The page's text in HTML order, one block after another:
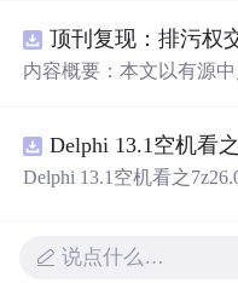
arning算法在线动态优化
数，从而实现对系统误
的综合优化。通过Matlab
著优势，充分展示了强
域的可行性和应用潜力。; 适合人群：具备自动控制理论基
础、强化学习基础知识及
等智能移动装备的高精
行效果图、README、
及原创授权声明。
内容概要：本文以有源
的一体化高性能并网控
平拓扑在开关损耗均衡
开关频率，显著降低输
稳态电能质量；正负序
Delphi 13.1空机看
Delphi 13.1空机看之
说点什么…